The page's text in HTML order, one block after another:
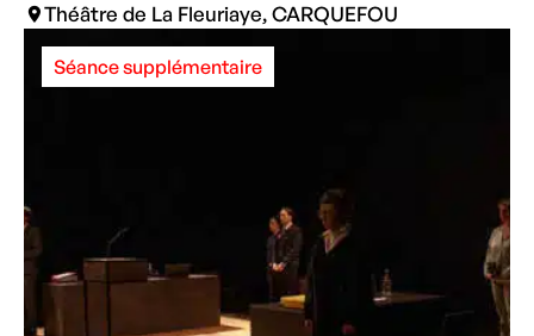
Théâtre de La Fleuriaye, CARQUEFOU
Séance supplémentaire